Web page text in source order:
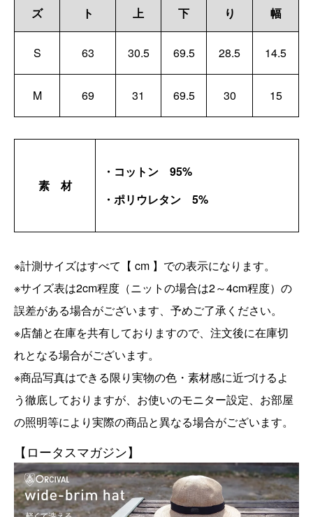
ズ
ト
上
下
り
幅
S 63 30.5 69.5 28.5 14.5
M 69 31 69.5 30 15
素 材
・コットン 95%
・ポリウレタン 5%
※計測サイズはすべて【 cm 】での表示になります。
※サイズ表は2cm程度（ニットの場合は2～4cm程度）の
誤差がある場合がございます、予めご了承ください。
※店舗と在庫を共有しておりますので、注文後に在庫切
れとなる場合がございます。
※商品写真はできる限り実物の色・素材感に近づけるよ
う徹底しておりますが、お使いのモニター設定、お部屋
の照明等により実際の商品と異なる場合がございます。
【ロータスマガジン】